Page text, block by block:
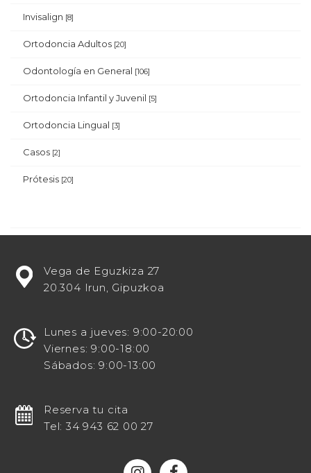
Invisalign [8]
Ortodoncia Adultos [20]
Odontología en General [106]
Ortodoncia Infantil y Juvenil [5]
Ortodoncia Lingual [3]
Casos [2]
Prótesis [20]
buscando
potenciar
en
destacado
centro
Vega de Eguzkiza 27
20.304 Irun, Gipuzkoa
Lunes a jueves: 9:00-20:00
Viernes: 9:00-18:00
Sábados: 9:00-13:00
Reserva tu cita
Tel: 34 943 62 00 27